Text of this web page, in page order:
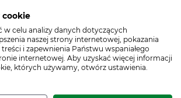
cookie
w celu analizy danych dotyczących
naszej strony internetowej, pokazania
i zapewnienia Państwu wspaniałego
internetowej. Aby uzyskać więcej informacji
których używamy, otwórz ustawienia.
się zwłaszcza u osób starszych,
z zapamiętywaniem, a muszą
dnia o określonej porze.
ułatwia transport, a wysokiej jakości
sprawia, że jest on trwały i wytrzymały,